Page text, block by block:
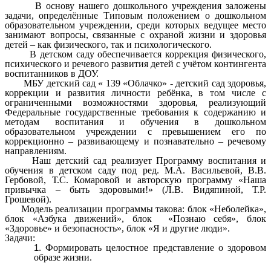
В основу нашего дошкольного учреждения заложены
задачи, определённые Типовым положением о дошкольном
образовательном учреждении, среди которых ведущее место
занимают вопросы, связанные с охраной жизни и здоровья
детей – как физического, так и психологического.
В детском саду обеспечивается коррекция физического,
психического и речевого развития детей с учётом контингента
воспитанников в ДОУ.
МБУ детский сад « 139 «Облачко» - детский сад здоровья,
коррекции и развития личности ребёнка, в том числе с
ограниченными возможностями здоровья, реализующий
Федеральные государственные требования к содержанию и
методам воспитания и обучения в дошкольном
образовательном учреждении с превышением его по
коррекционно – развивающему и познавательно – речевому
направлениям.
Наш детский сад реализует Программу воспитания и
обучения в детском саду под ред. М.А. Васильевой, В.В.
Гербовой, Т.С. Комаровой и авторскую программу «Наша
привычка – быть здоровыми!» (Л.В. Видяпиной, Т.Р.
Грошевой).
Модель реализации программы такова: блок «Неболейка»,
блок «Азбука движений», блок «Познаю себя», блок
«Здоровье» и безопасность», блок «Я и другие люди».
Задачи:
Формировать целостное представление о здоровом
образе жизни.